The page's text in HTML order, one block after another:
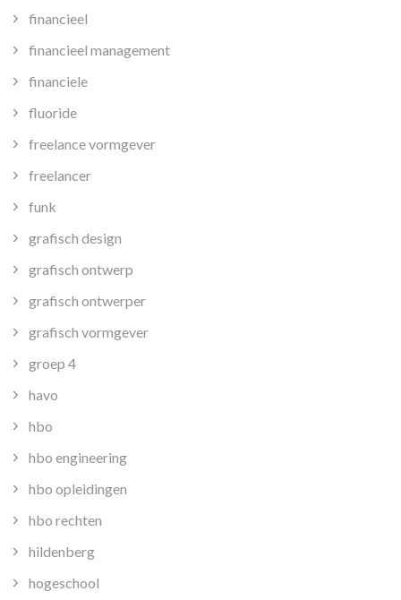
financieel
financieel management
financiele
fluoride
freelance vormgever
freelancer
funk
grafisch design
grafisch ontwerp
grafisch ontwerper
grafisch vormgever
groep 4
havo
hbo
hbo engineering
hbo opleidingen
hbo rechten
hildenberg
hogeschool